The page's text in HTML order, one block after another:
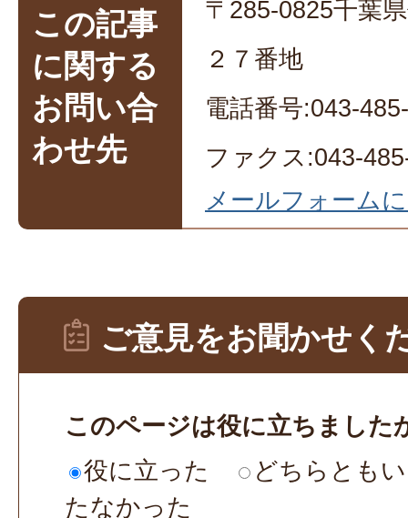
この記事
に関する
お問い合
わせ先
〒285-0825千葉
２７番地
電話番号:043-
ファクス:043-
メールフォーム
ご意見をお聞かせく
このページは役に立ちました
役に立った
どちらとも
たなかった